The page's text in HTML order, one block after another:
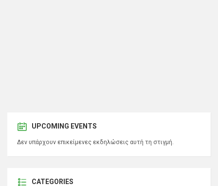
UPCOMING EVENTS
Δεν υπάρχουν επικείμενες εκδηλώσεις αυτή τη στιγμή.
CATEGORIES